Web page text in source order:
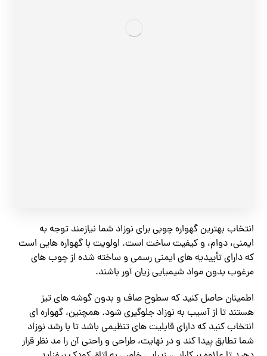
انتخاب بهترین گهواره چوبی برای نوزاد شما نیازمند توجه به
ایمنی، دوام، و کیفیت ساخت است. اولویت با گهواره هایی است
که دارای تأییدیه های ایمنی رسمی و ساخته شده از چوب های
مرغوب بدون مواد شیمیایی زیان آور باشند.
اطمینان حاصل کنید که سطوح صاف و بدون گوشه های تیز
هستند تا از آسیب به نوزاد جلوگیری شود. همچنین، گهواره ای
انتخاب کنید که دارای قابلیت های تنظیمی باشد تا با رشد نوزاد
شما تطابق پیدا کند و در نهایت، طراحی و راحتی آن را مد نظر قرار